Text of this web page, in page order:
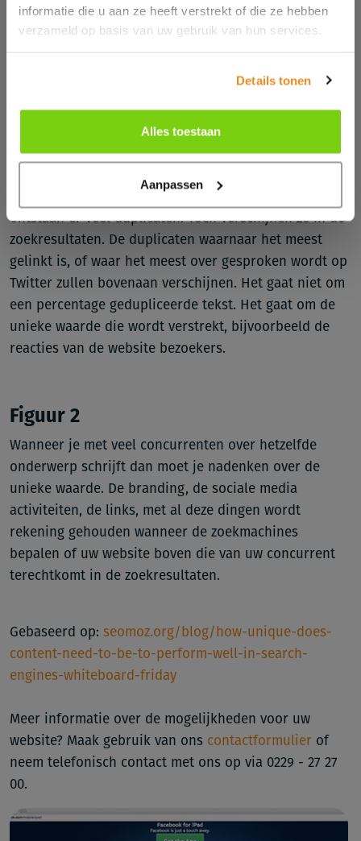
informatie die u aan ze heeft verstrekt of die ze hebben
verzameld op basis van uw gebruik van hun services.
Details tonen
Alles toestaan
Aanpassen
unieke content versus dubbele content.
100% uniek
content. Er bestaat niet iets als 100% dupliceren en
0% dupliceren, 100% uniek of 50% om 50%. De
algoritmen van zoekmachines maken gebruik van veel
inputs.
nieuwswebsites plaatsen dezelfde ANP berichten. Zo
ontstaan er veel duplicaten. Toch verschijnen ze in de
zoekresultaten. De duplicaten waarnaar het meest
gelinkt is, of waar het meest over gesproken wordt op
Twitter zullen bovenaan verschijnen. Het gaat niet om
een percentage gedupliceerde tekst. Het gaat om de
unieke waarde die wordt verstrekt, bijvoorbeeld de
reacties van de website bezoekers.
Figuur 2
Wanneer je met veel concurrenten over hetzelfde
onderwerp schrijft dan moet je nadenken over de
unieke waarde. De branding, de sociale media
activiteiten, de links, met al deze dingen wordt
rekening gehouden wanneer de zoekmachines
bepalen of uw website boven die van uw concurrent
terechtkomt in de zoekresultaten.
Gebaseerd op: seomoz.org/blog/how-unique-does-
content-need-to-be-to-perform-well-in-search-
engines-whiteboard-friday
Meer informatie over de mogelijkheden voor uw
website? Maak gebruik van ons contactformulier of
neem telefonisch contact met ons op via 0229 - 27 27
00.